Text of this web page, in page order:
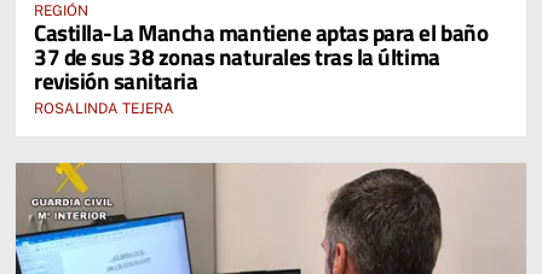
REGIÓN
Castilla-La Mancha mantiene aptas para el baño
37 de sus 38 zonas naturales tras la última
revisión sanitaria
ROSALINDA TEJERA